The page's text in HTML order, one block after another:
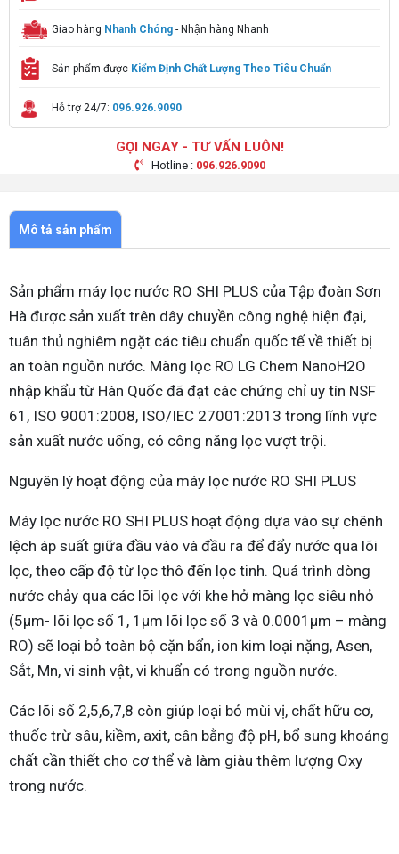
Giao hàng Nhanh Chóng - Nhận hàng Nhanh
Sản phẩm được Kiểm Định Chất Lượng Theo Tiêu Chuẩn
Hỗ trợ 24/7: 096.926.9090
GỌI NGAY - TƯ VẤN LUÔN!
Hotline : 096.926.9090
Mô tả sản phẩm
Sản phẩm máy lọc nước RO SHI PLUS của Tập đoàn Sơn
Hà được sản xuất trên dây chuyền công nghệ hiện đại,
tuân thủ nghiêm ngặt các tiêu chuẩn quốc tế về thiết bị
an toàn nguồn nước. Màng lọc RO LG Chem NanoH2O
nhập khẩu từ Hàn Quốc đã đạt các chứng chỉ uy tín NSF
61, ISO 9001:2008, ISO/IEC 27001:2013 trong lĩnh vực
sản xuất nước uống, có công năng lọc vượt trội.
Nguyên lý hoạt động của máy lọc nước RO SHI PLUS
Máy lọc nước RO SHI PLUS hoạt động dựa vào sự chênh
lệch áp suất giữa đầu vào và đầu ra để đẩy nước qua lõi
lọc, theo cấp độ từ lọc thô đến lọc tinh. Quá trình dòng
nước chảy qua các lõi lọc với khe hở màng lọc siêu nhỏ
(5µm- lõi lọc số 1, 1µm lõi lọc số 3 và 0.0001µm – màng
RO) sẽ loại bỏ toàn bộ cặn bẩn, ion kim loại nặng, Asen,
Sắt, Mn, vi sinh vật, vi khuẩn có trong nguồn nước.
Các lõi số 2,5,6,7,8 còn giúp loại bỏ mùi vị, chất hữu cơ,
thuốc trừ sâu, kiềm, axit, cân bằng độ pH, bổ sung khoáng
chất cần thiết cho cơ thể và làm giàu thêm lượng Oxy
trong nước.